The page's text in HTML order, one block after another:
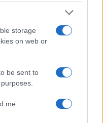
storage
on web or
be sent to
me
στη
ως Σουηδή»,είπε η
με ομιλίες η κ.Jovana
Volvo Car Hellas, και ο
Διευθυντής Marketing και